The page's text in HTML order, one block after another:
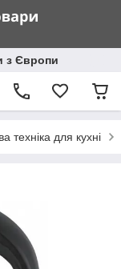
з Європи
техніка для кухні